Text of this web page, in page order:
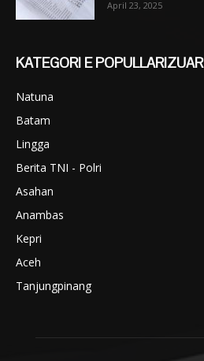
April 23, 2025
KATEGORI E POPULLARIZUAR
Natuna
Batam
Lingga
Berita TNI - Polri
Asahan
Anambas
Kepri
Aceh
Tanjungpinang